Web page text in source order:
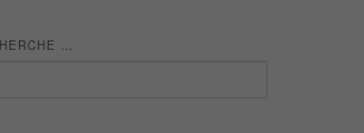
…